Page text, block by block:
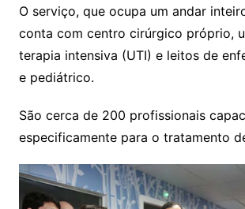
O serviço, que ocupa um andar
conta com centro cirúrgico próprio,
terapia intensiva (UTI) e leitos de
e pediátrico.
São cerca de 200 profissionais
especificamente para o tratamento